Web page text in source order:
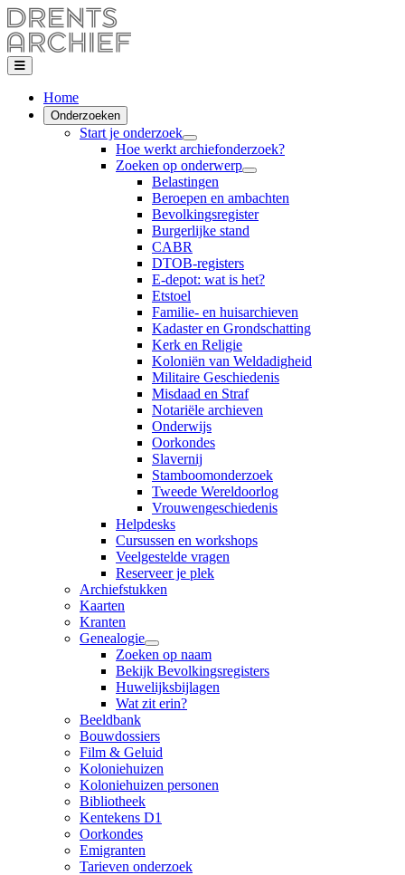
Home
Onderzoeken
Start je onderzoek
Hoe werkt archiefonderzoek?
Zoeken op onderwerp
Belastingen
Beroepen en ambachten
Bevolkingsregister
Burgerlijke stand
CABR
DTOB-registers
E-depot: wat is het?
Etstoel
Familie- en huisarchieven
Kadaster en Grondschatting
Kerk en Religie
Koloniën van Weldadigheid
Militaire Geschiedenis
Misdaad en Straf
Notariële archieven
Onderwijs
Oorkondes
Slavernij
Stamboomonderzoek
Tweede Wereldoorlog
Vrouwengeschiedenis
Helpdesks
Cursussen en workshops
Veelgestelde vragen
Reserveer je plek
Archiefstukken
Kaarten
Kranten
Genealogie
Zoeken op naam
Bekijk Bevolkingsregisters
Huwelijksbijlagen
Wat zit erin?
Beeldbank
Bouwdossiers
Film & Geluid
Koloniehuizen
Koloniehuizen personen
Bibliotheek
Kentekens D1
Oorkondes
Emigranten
Tarieven onderzoek